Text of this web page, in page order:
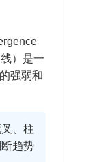
）是一
强弱和
、柱
趋势